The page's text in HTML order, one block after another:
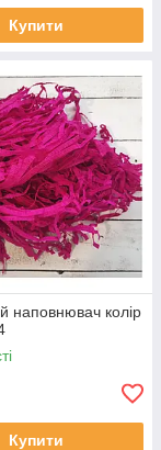
Купити
наповнювач колір
Купити